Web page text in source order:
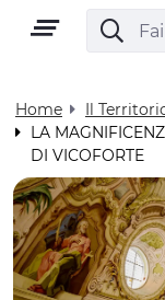
Home
LA
DI VICOFORTE